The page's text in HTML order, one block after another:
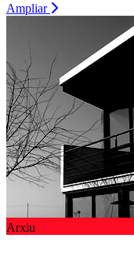
Ampliar
Arxiu